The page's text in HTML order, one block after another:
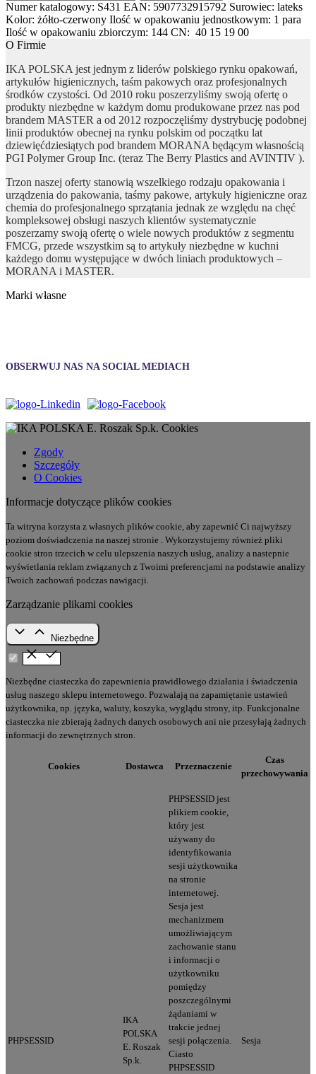
Numer katalogowy: S431 EAN: 5907732915792 Surowiec: lateks
Kolor: żółto-czerwony Ilość w opakowaniu jednostkowym: 1 para
Ilość w opakowaniu zbiorczym: 144 CN: 40 15 19 00
O Firmie
IKA POLSKA jest jednym z liderów polskiego rynku opakowań,
artykułów higienicznych, taśm pakowych oraz profesjonalnych
środków czystości. Od 2010 roku poszerzyliśmy swoją ofertę o
produkty niezbędne w każdym domu produkowane przez nas pod
brandem MASTER a od 2012 rozpoczęliśmy dystrybucję podobnej
linii produktów obecnej na rynku polskim od początku lat
dziewięćdziesiątych pod brandem MORANA będącym własnością
PGI Polymer Group Inc. (teraz The Berry Plastics and AVINTIV ).
Trzon naszej oferty stanowią wszelkiego rodzaju opakowania i
urządzenia do pakowania, taśmy pakowe, artykuły higieniczne oraz
chemia do profesjonalnego sprzątania jednak ze względu na chęć
kompleksowej obsługi naszych klientów systematycznie
poszerzamy swoją ofertę o wiele nowych produktów z segmentu
FMCG, przede wszystkim są to artykuły niezbędne w kuchni
każdego domu występujące w dwóch liniach produktowych –
MORANA i MASTER.
Marki własne
OBSERWUJ NAS NA SOCIAL MEDIACH
Cookies
Zgody
Szczegóły
O Cookies
Informacje dotyczące plików cookies
Ta witryna korzysta z własnych plików cookie, aby zapewnić Ci najwyższy
poziom doświadczenia na naszej stronie . Wykorzystujemy również pliki
cookie stron trzecich w celu ulepszenia naszych usług, analizy a nastepnie
wyświetlania reklam związanych z Twoimi preferencjami na podstawie analizy
Twoich zachowań podczas nawigacji.
Zarządzanie plikami cookies
Niezbędne
Niezbędne ciasteczka do zapewnienia prawidłowego działania i świadczenia
usług naszego sklepu internetowego. Pozwalają na zapamiętanie ustawień
użytkownika, np. języka, waluty, koszyka, wyglądu strony, itp. Funkcjonalne
ciasteczka nie zbierają żadnych danych osobowych ani nie przesyłają żadnych
informacji do zewnętrznych stron.
Cookies Dostawca Przeznaczenie
Czas
przechowywania
PHPSESSID
IKA
POLSKA
E. Roszak
Sp.k.
PHPSESSID jest
plikiem cookie,
który jest
używany do
identyfikowania
sesji użytkownika
na stronie
internetowej.
Sesja jest
mechanizmem
umożliwiającym
zachowanie stanu
i informacji o
użytkowniku
pomiędzy
poszczególnymi
żądaniami w
trakcie jednej
sesji połączenia.
Ciasto
PHPSESSID
Sesja